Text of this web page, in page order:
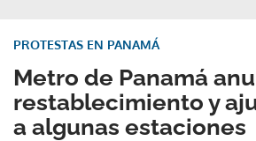
Metro de Panamá
restablecimiento y
a algunas estaciones
PROTESTAS EN PANAMÁ